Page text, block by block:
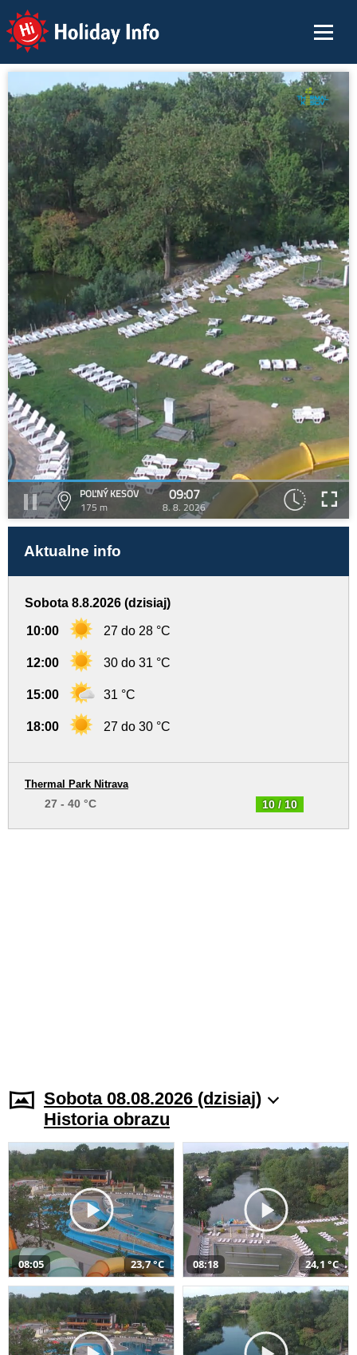
Holiday Info
POĽNÝ KESOV
175 m
09:07
8. 8. 2026
Aktualne info
Sobota 8.8.2026 (dzisiaj)
10:00 27 do 28 °C
12:00 30 do 31 °C
15:00 31 °C
18:00 27 do 30 °C
10 / 10
Thermal Park Nitrava
27 - 40 °C
Sobota 08.08.2026 (dzisiaj)
Historia obrazu
08:05 23,7 °C 08:18 24,1 °C